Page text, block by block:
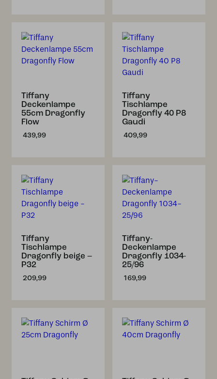
Tiffany
Deckenlampe
55cm Dragonfly
Flow
439,99
Tiffany
Tischlampe
Dragonfly 40 P8
Gaudi
409,99
Tiffany
Tischlampe
Dragonfly beige –
P32
209,99
Tiffany-
Deckenlampe
Dragonfly 1034-
25/96
169,99